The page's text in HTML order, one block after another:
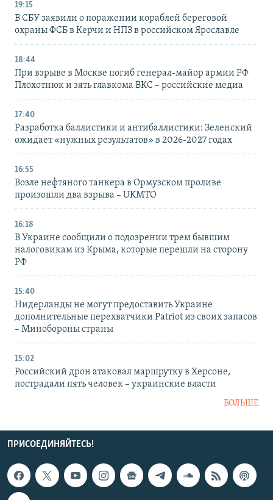
19:15
В СБУ заявили о поражении кораблей береговой
охраны ФСБ в Керчи и НПЗ в российском Ярославле
18:44
При взрыве в Москве погиб генерал-майор армии РФ
Плохотнюк и зять главкома ВКС – российские медиа
17:40
Разработка баллистики и антибаллистики: Зеленский
ожидает «нужных результатов» в 2026-2027 годах
16:55
Возле нефтяного танкера в Ормузском проливе
произошли два взрыва – UKMTO
16:18
В Украине сообщили о подозрении трем бывшим
налоговикам из Крыма, которые перешли на сторону
РФ
15:40
Нидерланды не могут предоставить Украине
дополнительные перехватчики Patriot из своих запасов
– Минобороны страны
15:02
Российский дрон атаковал маршрутку в Херсоне,
пострадали пять человек – украинские власти
БОЛЬШЕ
ПРИСОЕДИНЯЙТЕСЬ!